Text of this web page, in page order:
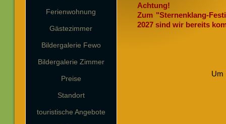
Ferienwohnung
Gästezimmer
Bildergalerie Fewo
Bildergalerie Zimmer
Preise
Standort
touristische Angebote
Achtung!
Zum "Sternenklang-
2027 sind wir bereits
Um